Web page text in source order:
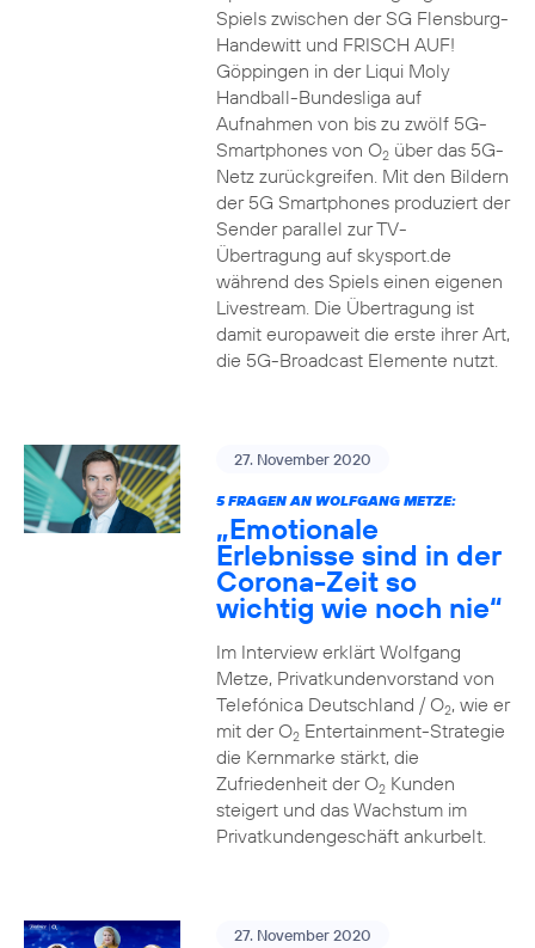
Spiels zwischen der SG Flensburg-
Handewitt und FRISCH AUF!
Göppingen in der Liqui Moly
Handball-Bundesliga auf
Aufnahmen von bis zu zwölf 5G-
Smartphones von O2über das 5G-
Netz zurückgreifen. Mit den Bildern
der 5G Smartphones produziert der
Sender parallel zur TV-
Übertragung auf skysport.de
während des Spiels einen eigenen
Livestream. Die Übertragung ist
damit europaweit die erste ihrer Art,
die 5G-Broadcast Elemente nutzt.
27. November 2020
5 FRAGEN AN WOLFGANG METZE:
„Emotionale
Erlebnisse sind in der
Corona-Zeit so
wichtig wie noch nie“
Im Interview erklärt Wolfgang
Metze, Privatkundenvorstand von
Telefónica Deutschland / O2, wie er
mit der O2Entertainment-Strategie
die Kernmarke stärkt, die
Zufriedenheit der O2Kunden
steigert und das Wachstum im
Privatkundengeschäft ankurbelt.
27. November 2020